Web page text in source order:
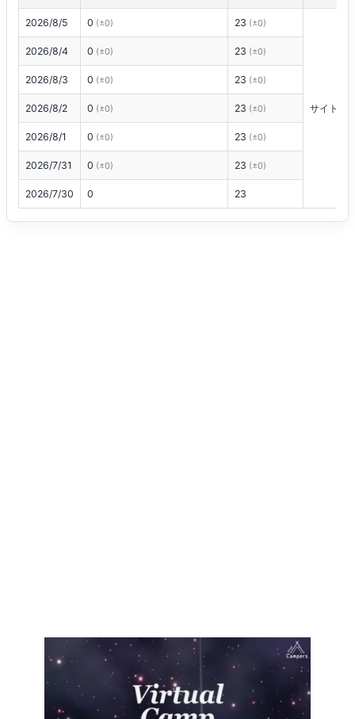
2026/8/5 0 (±0) 23 (±0)
サイトに
2026/8/4 0 (±0) 23 (±0)
2026/8/3 0 (±0) 23 (±0)
2026/8/2 0 (±0) 23 (±0)
2026/8/1 0 (±0) 23 (±0)
2026/7/31 0 (±0) 23 (±0)
2026/7/30 0 23